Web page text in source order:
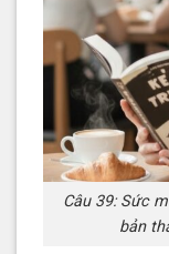
Câu 39: Sức
bản